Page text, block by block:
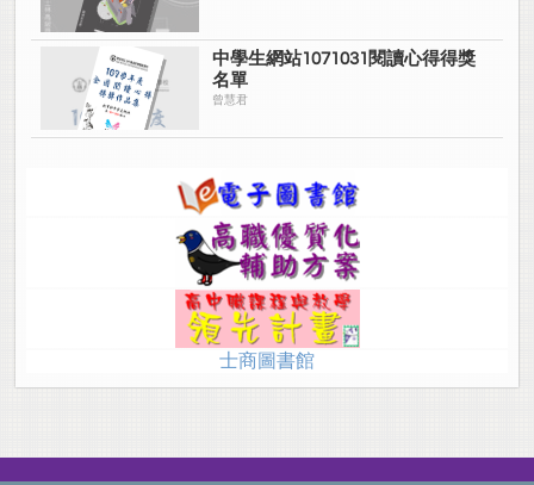
中學生網站1071031閱讀心得得獎
名單
曾慧君
士商圖書館